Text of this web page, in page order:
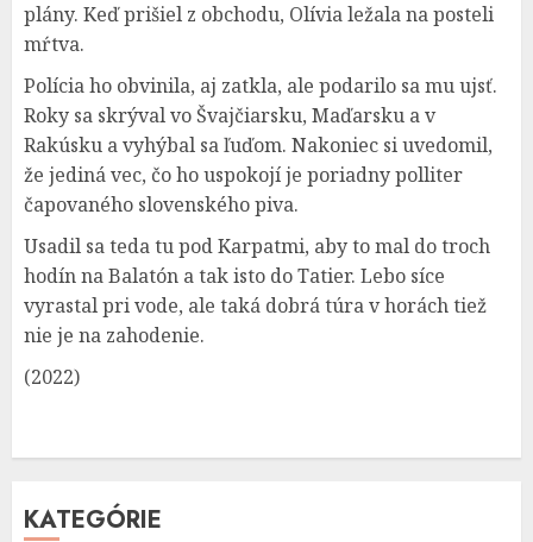
plány. Keď prišiel z obchodu, Olívia ležala na posteli
mŕtva.
Polícia ho obvinila, aj zatkla, ale podarilo sa mu ujsť.
Roky sa skrýval vo Švajčiarsku, Maďarsku a v
Rakúsku a vyhýbal sa ľuďom. Nakoniec si uvedomil,
že jediná vec, čo ho uspokojí je poriadny polliter
čapovaného slovenského piva.
Usadil sa teda tu pod Karpatmi, aby to mal do troch
hodín na Balatón a tak isto do Tatier. Lebo síce
vyrastal pri vode, ale taká dobrá túra v horách tiež
nie je na zahodenie.
(2022)
KATEGÓRIE